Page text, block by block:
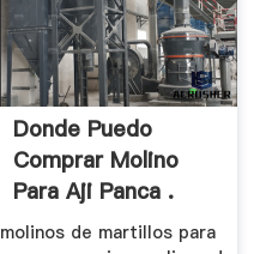
Donde Puedo
Comprar Molino
Para Aji Panca .
molinos de martillos para